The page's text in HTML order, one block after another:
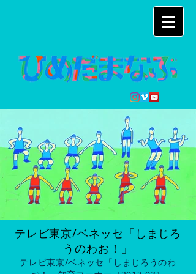
テレビ東京/ベネッセ「しまじろ
うのわお！」
テレビ東京/ベネッセ「しまじろうのわ